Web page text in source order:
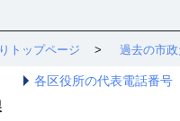
トップページ 過去の市
各区役所の代表電話番号